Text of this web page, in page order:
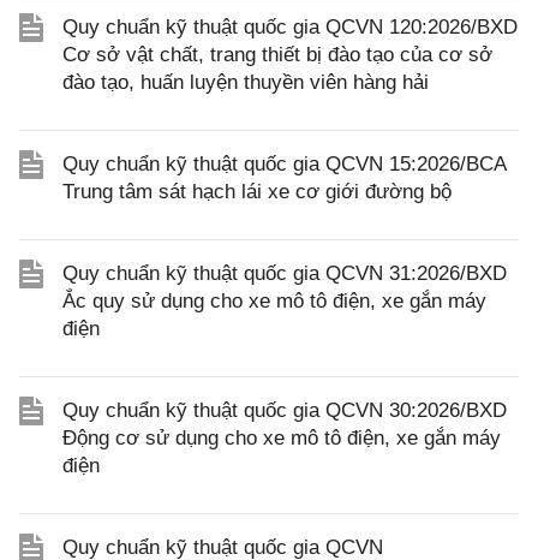
Quy chuẩn kỹ thuật quốc gia QCVN 120:2026/BXD
Cơ sở vật chất, trang thiết bị đào tạo của cơ sở
đào tạo, huấn luyện thuyền viên hàng hải
Quy chuẩn kỹ thuật quốc gia QCVN 15:2026/BCA
Trung tâm sát hạch lái xe cơ giới đường bộ
Quy chuẩn kỹ thuật quốc gia QCVN 31:2026/BXD
Ắc quy sử dụng cho xe mô tô điện, xe gắn máy
điện
Quy chuẩn kỹ thuật quốc gia QCVN 30:2026/BXD
Động cơ sử dụng cho xe mô tô điện, xe gắn máy
điện
Quy chuẩn kỹ thuật quốc gia QCVN